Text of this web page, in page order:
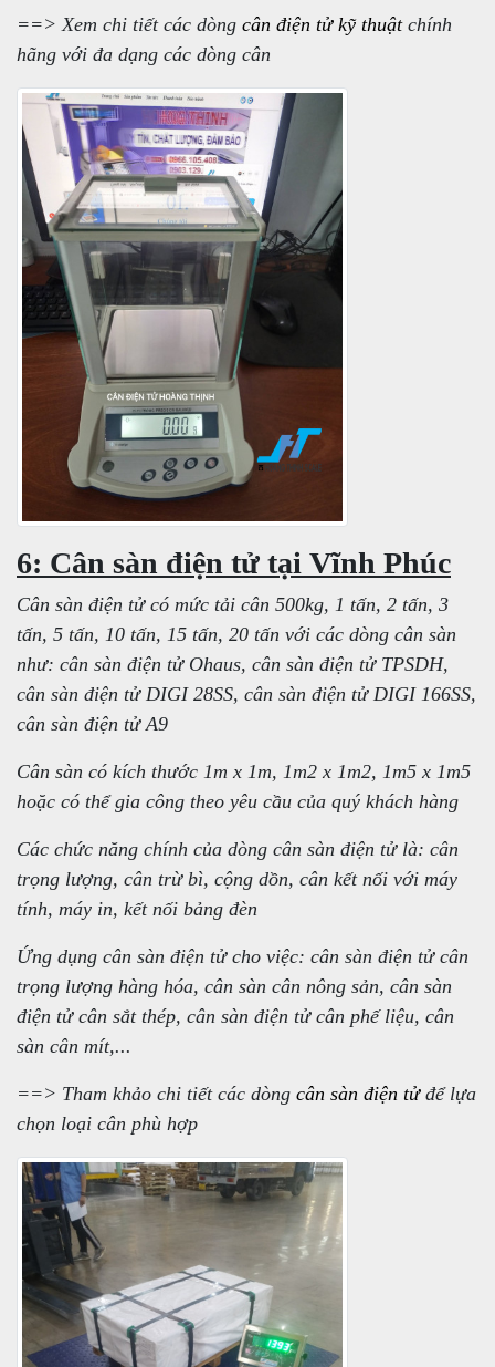
==> Xem chi tiết các dòng cân điện tử kỹ thuậtchính
hãng với đa dạng các dòng cân
6: Cân sàn điện tử tại Vĩnh Phúc
Cân sàn điện tử có mức tải cân 500kg, 1 tấn, 2 tấn, 3
tấn, 5 tấn, 10 tấn, 15 tấn, 20 tấn với các dòng cân sàn
như: cân sàn điện tử Ohaus, cân sàn điện tử TPSDH,
cân sàn điện tử DIGI 28SS, cân sàn điện tử DIGI 166SS,
cân sàn điện tử A9
Cân sàn có kích thước 1m x 1m, 1m2 x 1m2, 1m5 x 1m5
hoặc có thể gia công theo yêu cầu của quý khách hàng
Các chức năng chính của dòng cân sàn điện tử là: cân
trọng lượng, cân trừ bì, cộng dồn, cân kết nối với máy
tính, máy in, kết nối bảng đèn
Ứng dụng cân sàn điện tử cho việc: cân sàn điện tử cân
trọng lượng hàng hóa, cân sàn cân nông sản, cân sàn
điện tử cân sắt thép, cân sàn điện tử cân phế liệu, cân
sàn cân mít,...
==> Tham khảo chi tiết các dòng cân sàn điện tửđể lựa
chọn loại cân phù hợp